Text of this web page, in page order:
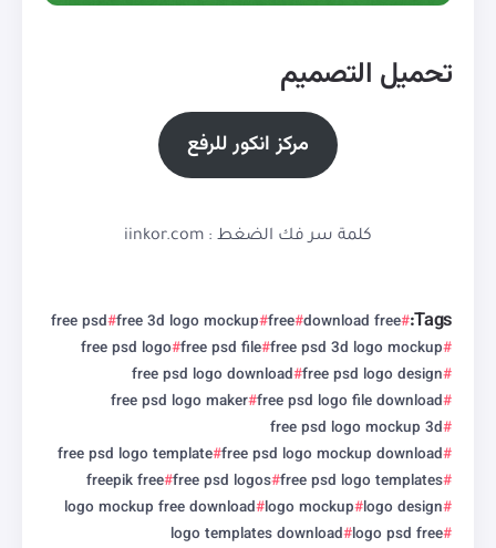
تحميل التصميم
مركز انكور للرفع
كلمة سر فك الضغط : iinkor.com
Tags:
download free
free
free 3d logo mockup
free psd
free psd 3d logo mockup
free psd file
free psd logo
free psd logo design
free psd logo download
free psd logo file download
free psd logo maker
free psd logo mockup 3d
free psd logo mockup download
free psd logo template
free psd logo templates
free psd logos
freepik free
logo design
logo mockup
logo mockup free download
logo psd free
logo templates download